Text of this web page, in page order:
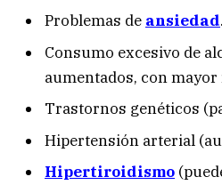
Problemas de ansiedad.
Consumo excesivo de
aumentados, con
Trastornos genéticos
Hipertensión arterial
Hipertiroidismo